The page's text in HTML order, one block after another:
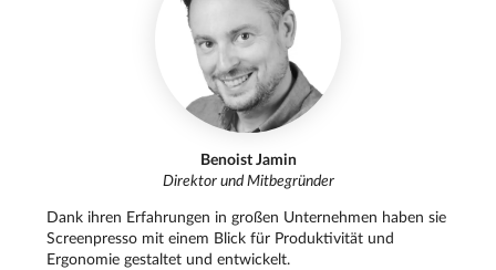
Benoist Jamin
Direktor und Mitbegründer
Dank ihren Erfahrungen in großen Unternehmen haben sie
Screenpresso mit einem Blick für Produktivität und
Ergonomie gestaltet und entwickelt.